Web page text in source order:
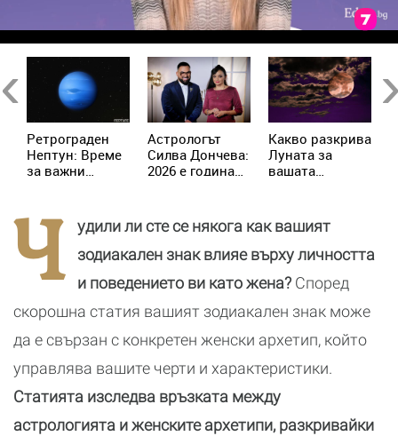
Ретрограден
Нептун: Време
за важни
Астрологът
Силва Дончева:
2026 е година
отключват
новата
реалност
Kакво разкрива
Луната за
вашата
Ч
удили ли сте се някога как вашият
зодиакален знак влияе върху личността
и поведението ви като жена? Според
скорошна статия вашият зодиакален знак може
да е свързан с конкретен женски архетип, който
управлява вашите черти и характеристики.
Статията изследва връзката между
астрологията и женските архетипи, разкривайки